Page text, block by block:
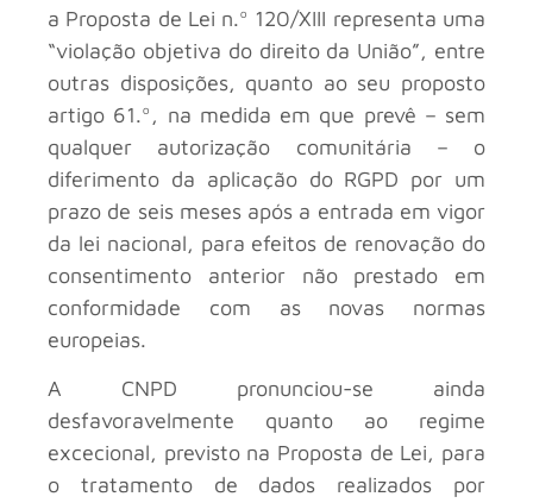
a Proposta de Lei n.º 120/XIII representa uma
“violação objetiva do direito da União”, entre
outras disposições, quanto ao seu proposto
artigo 61.º, na medida em que prevê – sem
qualquer autorização comunitária – o
diferimento da aplicação do RGPD por um
prazo de seis meses após a entrada em vigor
da lei nacional, para efeitos de renovação do
consentimento anterior não prestado em
conformidade com as novas normas
europeias.
A CNPD pronunciou-se ainda
desfavoravelmente quanto ao regime
excecional, previsto na Proposta de Lei, para
o tratamento de dados realizados por